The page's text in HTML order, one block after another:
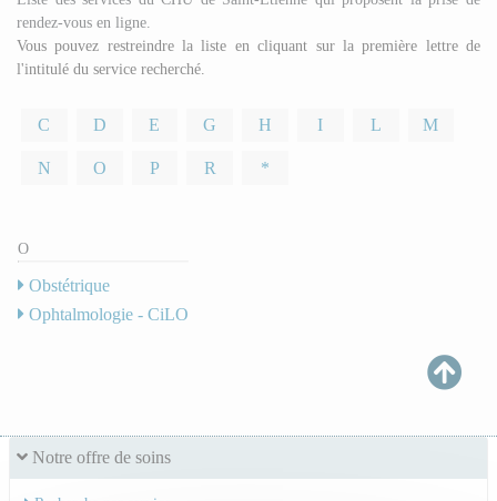
Notre offre de soins
rendez-vous en ligne.
Vous pouvez restreindre la liste en cliquant sur la première lettre de
l'intitulé du service recherché.
C D E G H I L M
N O P R *
O
Obstétrique
Ophtalmologie - CiLO